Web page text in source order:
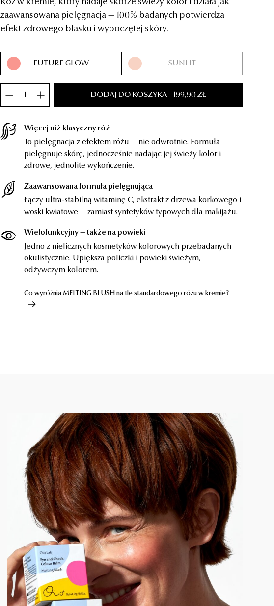
DODAJ DO KOSZYKA DODAJ DO KOSZYKA
Róż w kremie, który nadaje skórze świeży kolor i działa jak
zaawansowana pielęgnacja — 100% badanych potwierdza
efekt zdrowego blasku i wypoczętej skóry.
FUTURE GLOW SUNLIT
DODAJ DO KOSZYKA - 199,90 ZŁ
Więcej niż klasyczny róż
To pielęgnacja z efektem różu — nie odwrotnie. Formuła
pielęgnuje skórę, jednocześnie nadając jej świeży kolor i
zdrowe, jednolite wykończenie.
Zaawansowana formuła pielęgnująca
Łączy ultra-stabilną witaminę C, ekstrakt z drzewa korkowego i
woski kwiatowe — zamiast syntetyków typowych dla makijażu.
Wielofunkcyjny — także na powieki
Jedno z nielicznych kosmetyków kolorowych przebadanych
okulistycznie. Upiększa policzki i powieki świeżym,
odżywczym kolorem.
Co wyróżnia MELTING BLUSH na tle standardowego różu w kremie?